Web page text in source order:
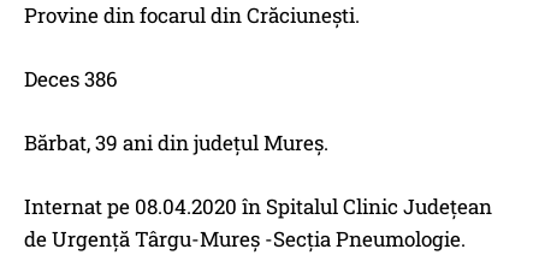
Provine din focarul din Crăciunești.
Deces 386
Bărbat, 39 ani din județul Mureș.
Internat pe 08.04.2020 în Spitalul Clinic Județean
de Urgență Târgu-Mureș -Secția Pneumologie.